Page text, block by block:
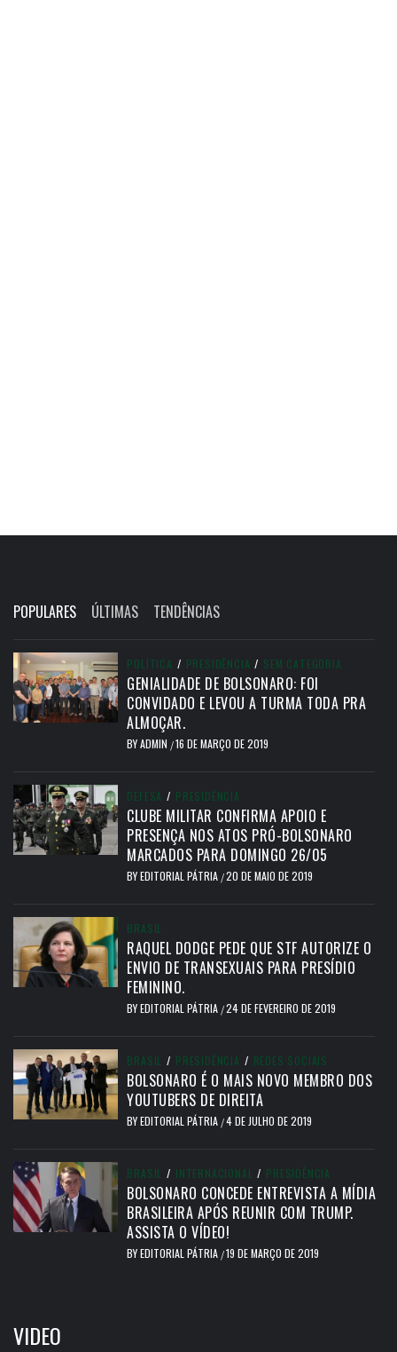
POPULARES ÚLTIMAS TENDÊNCIAS
POLÍTICA / PRESIDÊNCIA / SEM CATEGORIA
GENIALIDADE DE BOLSONARO: FOI
CONVIDADO E LEVOU A TURMA TODA PRA
ALMOÇAR.
BYADMIN /16 DE MARÇO DE 2019
DEFESA / PRESIDÊNCIA
CLUBE MILITAR CONFIRMA APOIO E
PRESENÇA NOS ATOS PRÓ-BOLSONARO
MARCADOS PARA DOMINGO 26/05
BYEDITORIAL PÁTRIA /20 DE MAIO DE 2019
BRASIL
RAQUEL DODGE PEDE QUE STF AUTORIZE O
ENVIO DE TRANSEXUAIS PARA PRESÍDIO
FEMININO.
BYEDITORIAL PÁTRIA /24 DE FEVEREIRO DE 2019
BRASIL / PRESIDÊNCIA / REDES SOCIAIS
BOLSONARO É O MAIS NOVO MEMBRO DOS
YOUTUBERS DE DIREITA
BYEDITORIAL PÁTRIA /4 DE JULHO DE 2019
BRASIL / INTERNACIONAL / PRESIDÊNCIA
BOLSONARO CONCEDE ENTREVISTA A MÍDIA
BRASILEIRA APÓS REUNIR COM TRUMP.
ASSISTA O VÍDEO!
BYEDITORIAL PÁTRIA /19 DE MARÇO DE 2019
VIDEO